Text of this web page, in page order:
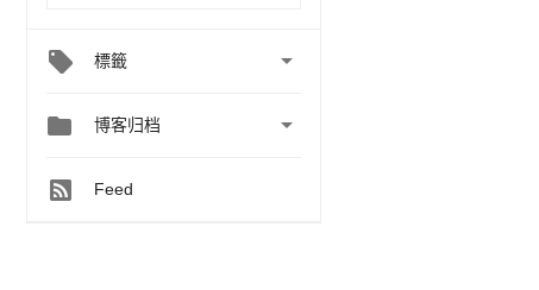
標籤 
 博客归档 
Feed